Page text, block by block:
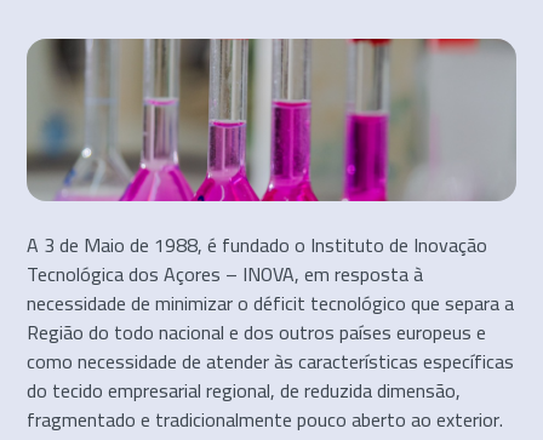
A 3 de Maio de 1988, é fundado o Instituto de Inovação
Tecnológica dos Açores – INOVA, em resposta à
necessidade de minimizar o déficit tecnológico que separa a
Região do todo nacional e dos outros países europeus e
como necessidade de atender às características específicas
do tecido empresarial regional, de reduzida dimensão,
fragmentado e tradicionalmente pouco aberto ao exterior.